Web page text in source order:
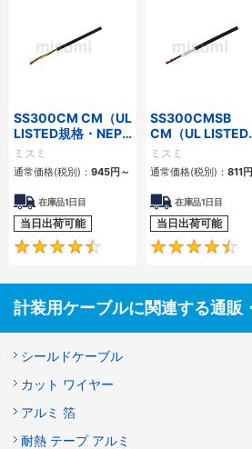
SS300CM CM（UL
LISTED規格・NEPA
対応） 細径
ミスミ
通常価格(税別)： 945円～
在庫品1日目
当日出荷可能
4.5
SS300CMSB
CM（UL LISTED
格・NEPA対応）
径 シールド付
ミスミ
通常価格(税別)： 811円
在庫品1日目
当日出荷可能
計装用ケーブルに関連する通販
シールドケーブル
カット ワイヤー
アルミ 箔
耐熱 テープ アルミ